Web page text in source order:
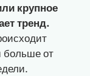
крупное
тренд.
больше от